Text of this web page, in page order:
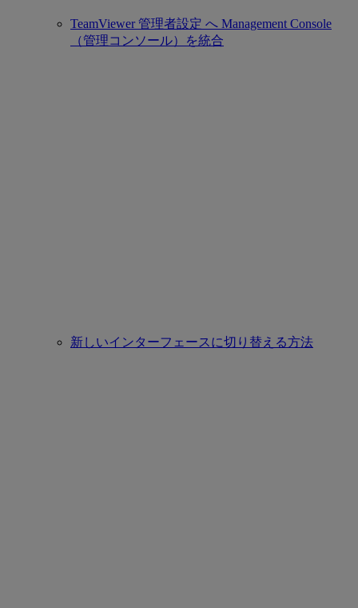
TeamViewer 管理者設定 へ Management Console
（管理コンソール）を統合
新しいインターフェースに切り替える方法